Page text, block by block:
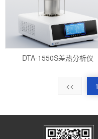
DTA-1550S差热分析仪
<< 1